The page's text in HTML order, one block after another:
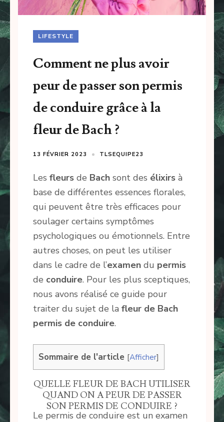
LIFESTYLE
Comment ne plus avoir
peur de passer son permis
de conduire grâce à la
fleur de Bach ?
13 FÉVRIER 2023 TLSEQUIPE23
Les fleurs de Bach sont des élixirs à
base de différentes essences florales,
qui peuvent être très efficaces pour
soulager certains symptômes
psychologiques ou émotionnels. Entre
autres choses, on peut les utiliser
dans le cadre de l’examen du permis
de conduire. Pour les plus sceptiques,
nous avons réalisé ce guide pour
traiter du sujet de la fleur de Bach
permis de conduire.
Sommaire de l'article [Afficher]
QUELLE FLEUR DE BACH UTILISER
QUAND ON A PEUR DE PASSER
SON PERMIS DE CONDUIRE ?
Le permis de conduire est un examen